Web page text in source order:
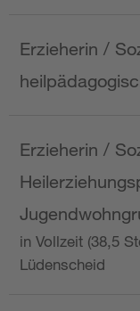
Erzieherin /
Erzieherin /
in Vollzeit (38,5
Lüdenscheid